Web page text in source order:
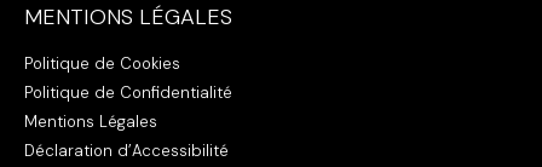
MENTIONS LÉGALES
Politique de Cookies
Politique de Confidentialité
Mentions Légales
Déclaration d’Accessibilité